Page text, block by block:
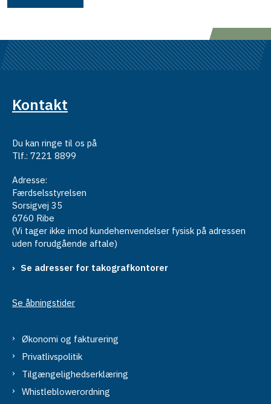
Kontakt
Du kan ringe til os på
Tlf.: 7221 8899
Adresse:
Færdselsstyrelsen
Sorsigvej 35
6760 Ribe
(Vi tager ikke imod kundehenvendelser fysisk på adressen
uden forudgående aftale)
Se adresser for takografkontorer
Se åbningstider
Økonomi og fakturering
Privatlivspolitik
Tilgængelighedserklæring
Whistleblowerordning